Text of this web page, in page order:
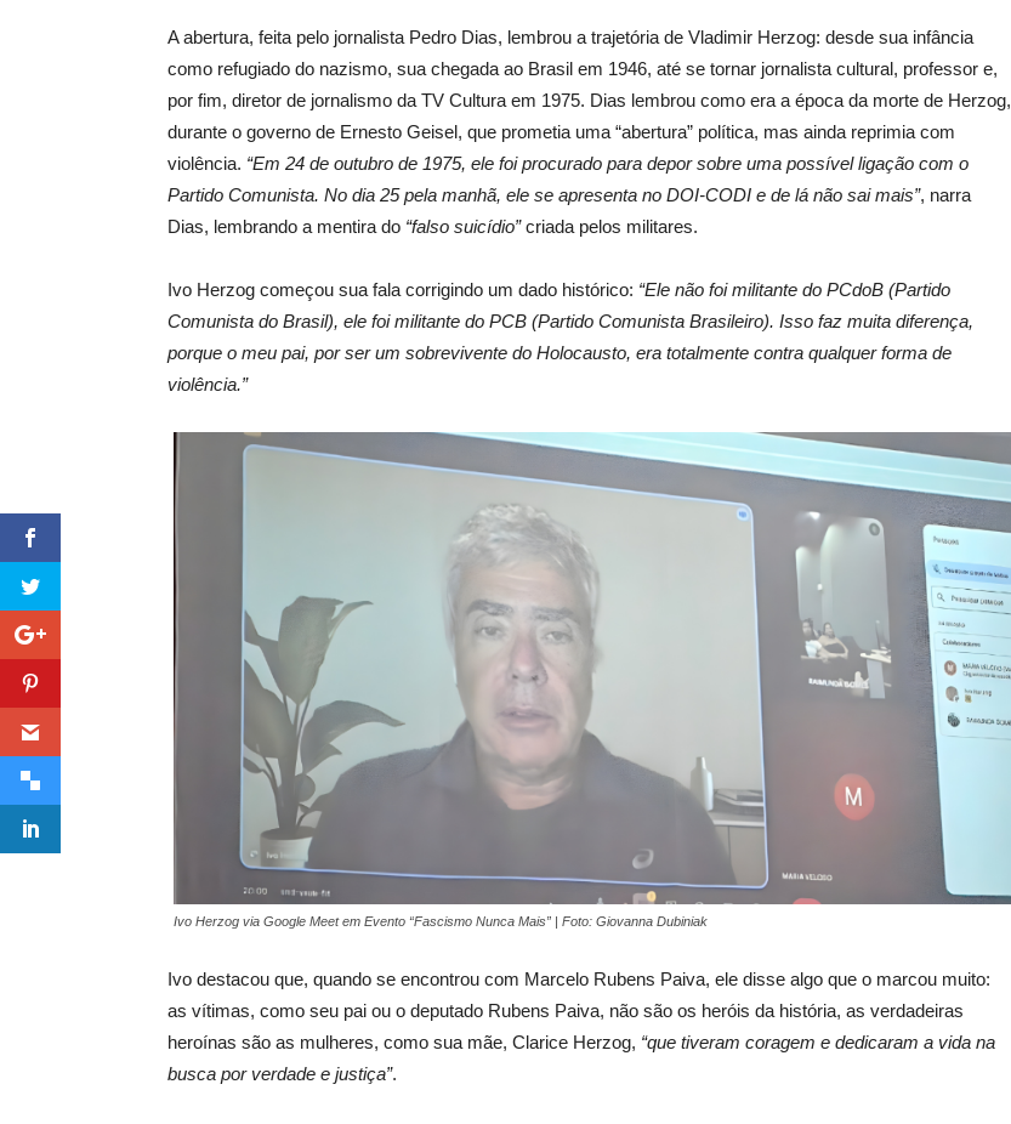
A abertura, feita pelo jornalista Pedro Dias, lembrou a trajetória de Vladimir Herzog: desde sua infância
como refugiado do nazismo, sua chegada ao Brasil em 1946, até se tornar jornalista cultural, professor e,
por fim, diretor de jornalismo da TV Cultura em 1975. Dias lembrou como era a época da morte de Herzog,
durante o governo de Ernesto Geisel, que prometia uma “abertura” política, mas ainda reprimia com
violência. “Em 24 de outubro de 1975, ele foi procurado para depor sobre uma possível ligação com o
Partido Comunista. No dia 25 pela manhã, ele se apresenta no DOI-CODI e de lá não sai mais”, narra
Dias, lembrando a mentira do “falso suicídio”criada pelos militares.
Ivo Herzog começou sua fala corrigindo um dado histórico: “Ele não foi militante do PCdoB (Partido
Comunista do Brasil), ele foi militante do PCB (Partido Comunista Brasileiro). Isso faz muita diferença,
porque o meu pai, por ser um sobrevivente do Holocausto, era totalmente contra qualquer forma de
violência.”
Ivo Herzog via Google Meet em Evento “Fascismo Nunca Mais” | Foto: Giovanna Dubiniak
Ivo destacou que, quando se encontrou com Marcelo Rubens Paiva, ele disse algo que o marcou muito:
as vítimas, como seu pai ou o deputado Rubens Paiva, não são os heróis da história, as verdadeiras
heroínas são as mulheres, como sua mãe, Clarice Herzog, “que tiveram coragem e dedicaram a vida na
busca por verdade e justiça”.